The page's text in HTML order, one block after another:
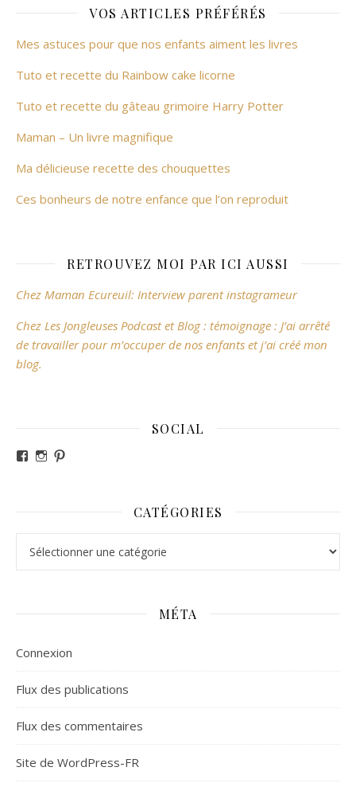
VOS ARTICLES PRÉFÉRÉS
Mes astuces pour que nos enfants aiment les livres
Tuto et recette du Rainbow cake licorne
Tuto et recette du gâteau grimoire Harry Potter
Maman – Un livre magnifique
Ma délicieuse recette des chouquettes
Ces bonheurs de notre enfance que l’on reproduit
RETROUVEZ MOI PAR ICI AUSSI
Chez Maman Ecureuil: Interview parent instagrameur
Chez Les Jongleuses Podcast et Blog : témoignage : J’ai arrêté
de travailler pour m’occuper de nos enfants et j’ai créé mon
blog.
SOCIAL
Voir le profil de revesdefripouilles sur Facebook
Voir le profil de claire_revesdefripouilles sur
CATÉGORIES
MÉTA
Connexion
Flux des publications
Flux des commentaires
Site de WordPress-FR